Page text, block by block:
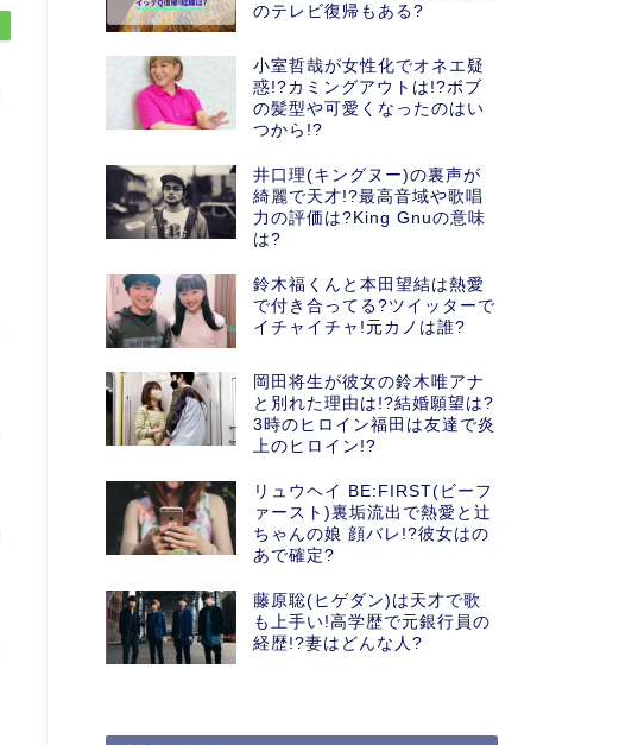
のテレビ復帰もある?
小室哲哉が女性化でオネエ疑
惑!?カミングアウトは!?ボブ
の髪型や可愛くなったのはい
つから!?
井口理(キングヌー)の裏声が
綺麗で天才!?最高音域や歌唱
力の評価は?King Gnuの意味
は?
鈴木福くんと本田望結は熱愛
で付き合ってる?ツイッターで
イチャイチャ!元カノは誰?
岡田将生が彼女の鈴木唯アナ
と別れた理由は!?結婚願望は?
3時のヒロイン福田は友達で炎
上のヒロイン!?
リュウヘイ BE:FIRST(ビーフ
ァースト)裏垢流出で熱愛と辻
ちゃんの娘 顔バレ!?彼女はの
あで確定?
藤原聡(ヒゲダン)は天才で歌
も上手い!高学歴で元銀行員の
経歴!?妻はどんな人?